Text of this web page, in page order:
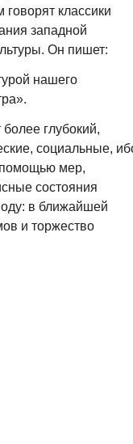
говорят классики
западной
Он пишет:
нашего
глубокий,
социальные,
помощью мер,
состояния
в ближайшей
и торжество